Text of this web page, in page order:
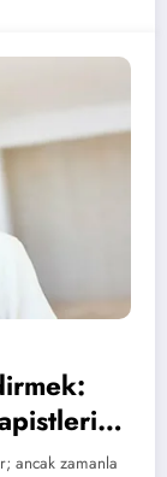
ancak zamanla